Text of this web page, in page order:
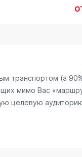
транспортом (а
мимо Вас
целевую